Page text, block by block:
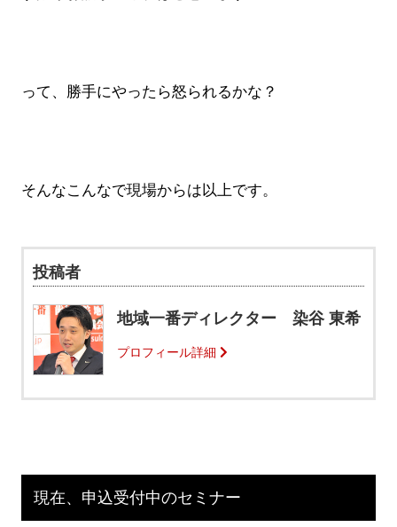
って、勝手にやったら怒られるかな？
そんなこんなで現場からは以上です。
投稿者
地域一番ディレクター 染谷 東希
プロフィール詳細
現在、申込受付中のセミナー